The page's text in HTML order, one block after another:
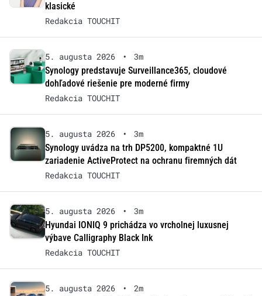
klasické
Redakcia TOUCHIT
5. augusta 2026 •
3m
Synology predstavuje Surveillance365, cloudové
dohľadové riešenie pre moderné firmy
Redakcia TOUCHIT
5. augusta 2026 •
3m
Synology uvádza na trh DP5200, kompaktné 1U
zariadenie ActiveProtect na ochranu firemných dát
Redakcia TOUCHIT
5. augusta 2026 •
3m
Hyundai IONIQ 9 prichádza vo vrcholnej luxusnej
výbave Calligraphy Black Ink
Redakcia TOUCHIT
5. augusta 2026 •
2m